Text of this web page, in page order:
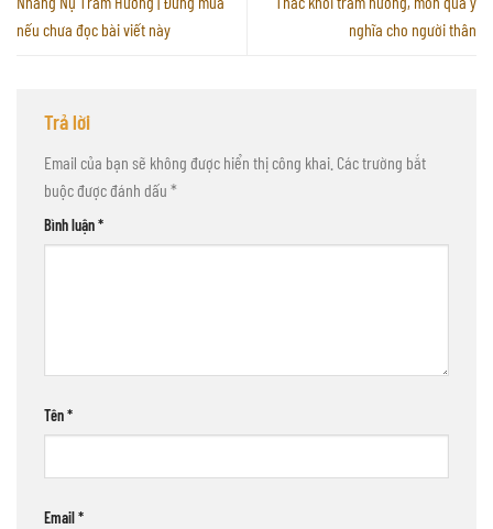
nếu chưa đọc bài viết này
nghĩa cho người thân
Trả lời
Email của bạn sẽ không được hiển thị công khai. Các trường bắt
buộc được đánh dấu *
Bình luận*
Tên*
Email*